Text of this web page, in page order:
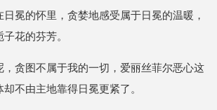
日冕的怀里，贪婪地感受属于日冕的温暖，
花的芬芳。
，贪图不属于我的一切，爱丽丝菲尔恶心这
不由主地靠得日冕更紧了。